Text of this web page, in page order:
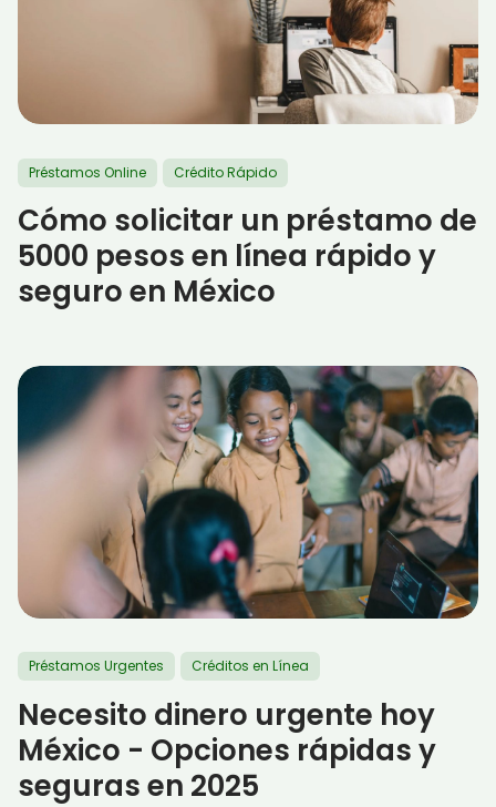
Préstamos Online Crédito Rápido
Cómo solicitar un préstamo de
5000 pesos en línea rápido y
seguro en México
Préstamos Urgentes Créditos en Línea
Necesito dinero urgente hoy
México - Opciones rápidas y
seguras en 2025